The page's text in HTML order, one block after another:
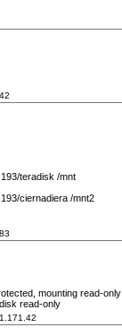
teradisk /mnt
ciernadiera /mnt2
mounting read-only
read-only